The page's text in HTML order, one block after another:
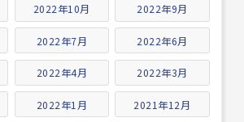
2022年10月 2022年9月
2022年7月 2022年6月
2022年4月 2022年3月
2022年1月 2021年12月